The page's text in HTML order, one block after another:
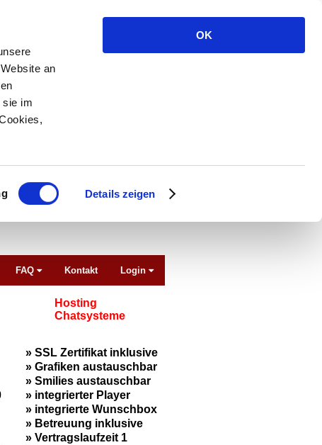
an
sie im
Details zeigen
OK
FAQ Kontakt Login
Hosting
Chatsysteme
» SSL Zertifikat inklusive
» Grafiken austauschbar
» Smilies austauschbar
» integrierter Player
» integrierte Wunschbox
» Betreuung inklusive
» Vertragslaufzeit 1